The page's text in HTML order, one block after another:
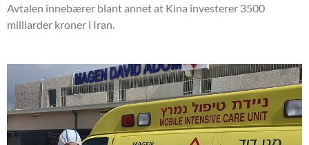
Avtalen innebærer blant annet at Kina investerer 3500
milliarder kroner i Iran.